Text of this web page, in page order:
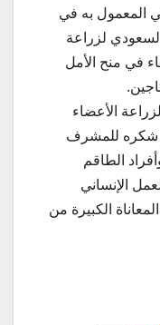
المعمول به في
لزراعة
في منح الأمل
الأعضاء
شكره للمشرف
الطاقم
الإنساني
الكبيرة من